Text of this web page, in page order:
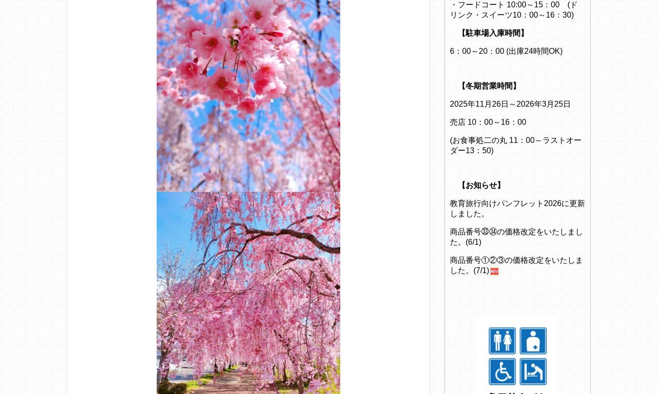
・フードコート 10:00～15：00 (ド
リンク・スイーツ10：00～16：30)
【駐車場入庫時間】
6：00～20：00 (出庫24時間OK)
【冬期営業時間】
2025年11月26日～2026年3月25日
売店 10：00～16：00
(お食事処二の丸 11：00～ラストオー
ダー13：50)
【お知らせ】
教育旅行向けパンフレット2026に更新
しました。
商品番号㉝㉞の価格改定をいたしまし
た。(6/1)
商品番号①②③の価格改定をいたしま
した。(7/1)